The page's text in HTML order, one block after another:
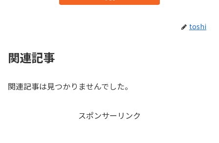
toshi
関連記事
関連記事は見つかりませんでした。
スポンサーリンク